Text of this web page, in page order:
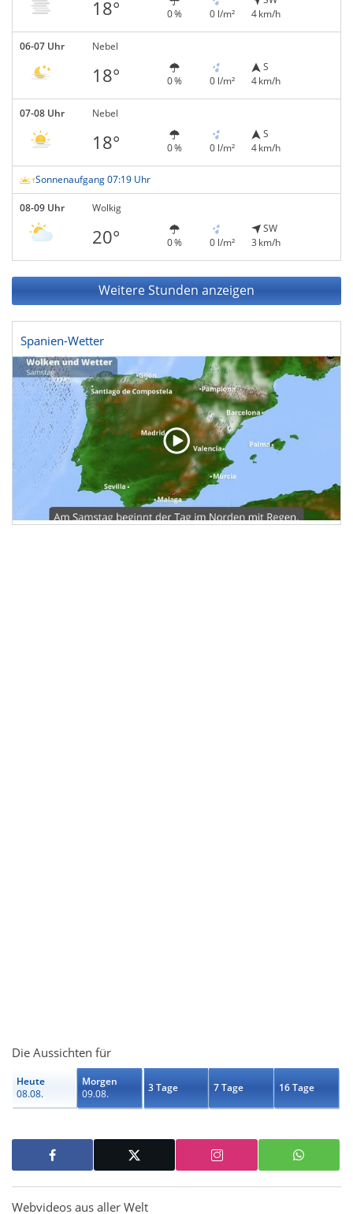
18° 0 % 0 l/m²
4 km/h
06-07 Uhr Nebel
18° 0 % 0 l/m²
S
4 km/h
07-08 Uhr Nebel
18° 0 % 0 l/m²
S
4 km/h
Sonnenaufgang 07:19 Uhr
08-09 Uhr Wolkig
20° 0 % 0 l/m²
SW
3 km/h
Weitere Stunden anzeigen
Spanien-Wetter
Die Aussichten für
Heute
08.08.
Morgen
09.08.
3 Tage 7 Tage 16 Tage
Webvideos aus aller Welt